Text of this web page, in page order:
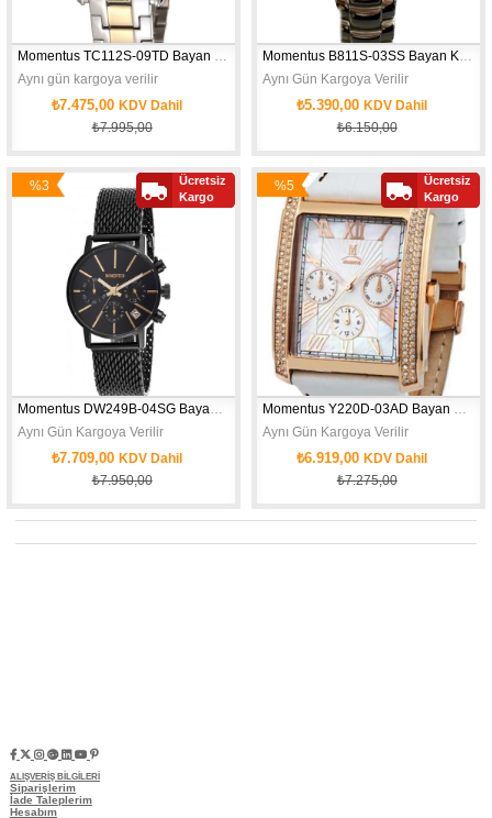
Momentus TC112S-09TD Bayan Kol Saati
Aynı gün kargoya verilir
₺7.475,00 KDV Dahil
₺7.995,00
Momentus B811S-03SS Bayan Kol Saati
Aynı Gün Kargoya Verilir
₺5.390,00 KDV Dahil
₺6.150,00
Momentus DW249B-04SG Bayan Kol Saati
Aynı Gün Kargoya Verilir
₺7.709,00 KDV Dahil
₺7.950,00
%3
Ücretsiz
Kargo
Momentus Y220D-03AD Bayan Kol Saati
Aynı Gün Kargoya Verilir
₺6.919,00 KDV Dahil
₺7.275,00
%5
İndirim
Ücretsiz
Kargo
ALIŞVERİŞ BİLGİLERİ
Siparişlerim
İade Taleplerim
Hesabım